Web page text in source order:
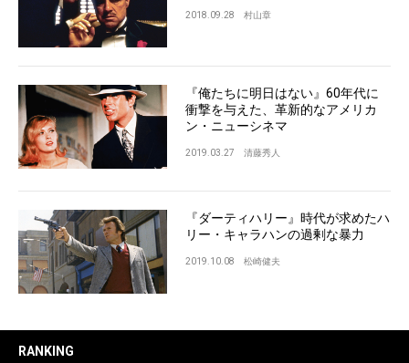
2018.09.28 村山章
『俺たちに明日はない』60年代に
衝撃を与えた、革新的なアメリカ
ン・ニューシネマ
2019.03.27 清藤秀人
『ダーティハリー』時代が求めたハ
リー・キャラハンの過剰な暴力
2019.10.08 松崎健夫
RANKING